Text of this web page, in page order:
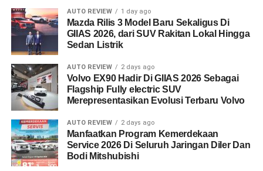
AUTO REVIEW 1 day ago
Mazda Rilis 3 Model Baru Sekaligus Di
GIIAS 2026, dari SUV Rakitan Lokal Hingga
Sedan Listrik
AUTO REVIEW 2 days ago
Volvo EX90 Hadir Di GIIAS 2026 Sebagai
Flagship Fully electric SUV
Merepresentasikan Evolusi Terbaru Volvo
AUTO REVIEW 2 days ago
Manfaatkan Program Kemerdekaan
Service 2026 Di Seluruh Jaringan Diler Dan
Bodi Mitshubishi